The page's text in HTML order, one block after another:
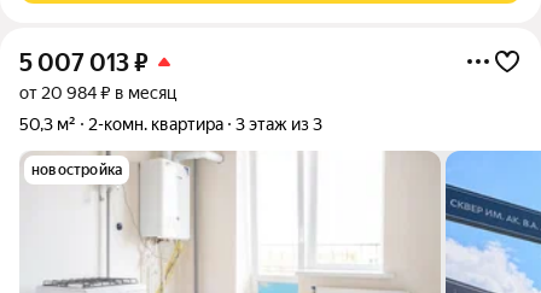
5 007 013₽
от 20 984 ₽ в месяц
50,3 м²
2-комн. квартира 3 этаж из 3
новостройка